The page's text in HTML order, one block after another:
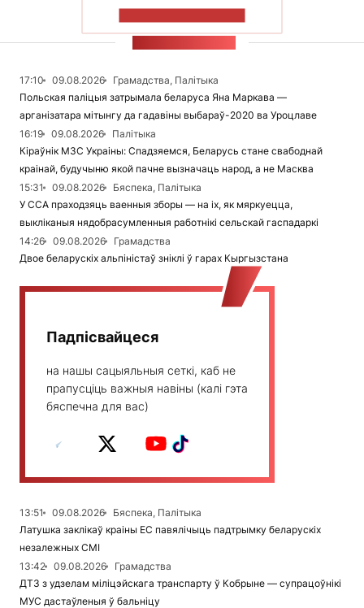
17:10 09.08.2026
Грамадства, Палітыка
Польская паліцыя затрымала беларуса Яна Маркава —
арганізатара мітынгу да гадавіны выбараў-2020 ва Уроцлаве
16:19
09.08.2026
Палітыка
Кіраўнік МЗС Украіны: Спадзяемся, Беларусь стане свабоднай
краінай, будучыню якой пачне вызначаць народ, а не Масква
15:31
09.08.2026
Бяспека, Палітыка
У ССА праходзяць ваенныя зборы — на іх, як мяркуецца,
выкліканыя нядобрасумленныя работнікі сельскай гаспадаркі
14:26
09.08.2026
Грамадства
Двое беларускіх альпіністаў зніклі ў гарах Кыргызстана
Падпісвайцеся
на нашы сацыяльныя сеткі, каб не
прапусціць важныя навіны (калі гэта
бяспечна для вас)
13:51 09.08.2026
Бяспека, Палітыка
Латушка заклікаў краіны ЕС павялічыць падтрымку беларускіх
незалежных СМІ
13:42
09.08.2026
Грамадства
ДТЗ з удзелам міліцэйскага транспарту ў Кобрыне — супрацоўнікі
МУС дастаўленыя ў бальніцу